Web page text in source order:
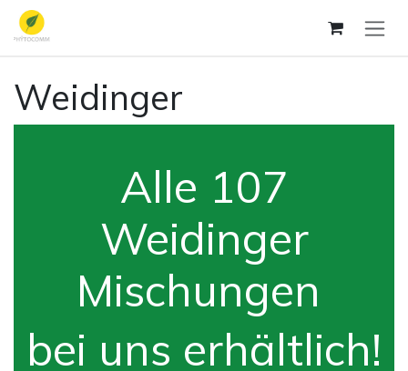
Se rendre au contenu
Weidinger
Alle 107
Weidinger
Mischungen
bei uns erhältlich!